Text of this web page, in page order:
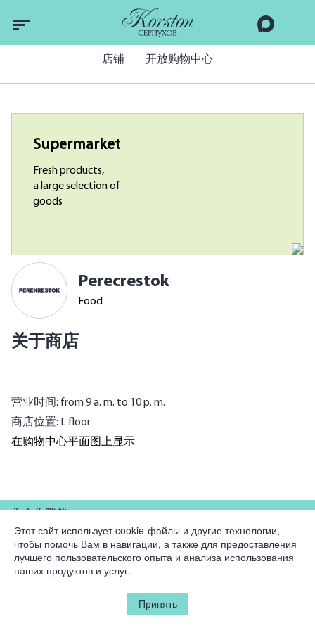
店铺 开放购物中心
Supermarket
Fresh products,
a large selection of
goods
Perecrestok
Food
关于商店
营业时间: from 9 a. m. to 10 p. m.
商店位置: L floor
在购物中心平面图上显示
公司
法律資訊
Этот сайт использует cookie-файлы и другие технологии,
чтобы помочь Вам в навигации, а также для предоставления
лучшего пользовательского опыта и анализа использования
наших продуктов и услуг.
Принять